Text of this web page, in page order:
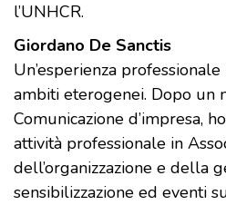
l’UNHCR.
Giordano De Sanctis
Un’esperienza
ambiti eterogenei. Dopo un
Comunicazione d’impresa,
attività professionale in
dell’organizzazione e della
sensibilizzazione ed eventi